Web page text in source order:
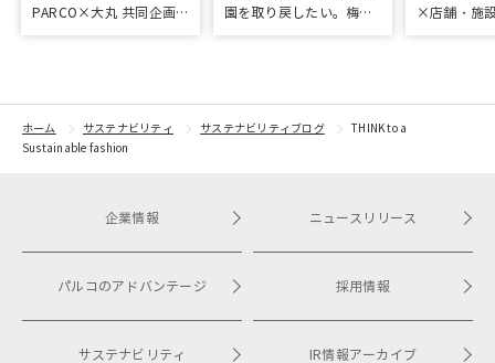
PARCO×大丸 共同企画
開催！
園を取り戻したい。梅園
×店舗・施
トをピック
ホーム サステナビリティ サステナビリティブログ
THINK to a
Sustainable fashion
企業情報
パルコのアドバンテージ
サステナビリティ
ニュースリリース
採用情報
IR情報アーカイブ